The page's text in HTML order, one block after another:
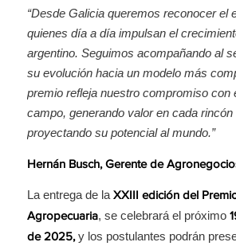
“Desde Galicia queremos reconocer el
quienes día a día impulsan el
argentino. Seguimos acompañando al
su evolución hacia un modelo más
premio refleja nuestro compromiso con
campo, generando valor en cada
proyectando su potencial al mundo.”
Hernán Busch, Gerente de
La entrega de la XXIII edición del
Agropecuaria, se celebrará el próximo
de 2025, y los postulantes podrán